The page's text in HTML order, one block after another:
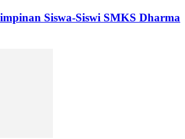
Siswa-Siswi SMKS Dharma